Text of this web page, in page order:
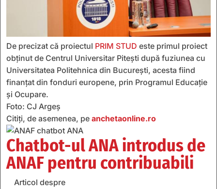
De precizat că proiectul PRIM STUD este primul proiect
obținut de Centrul Universitar Pitești după fuziunea cu
Universitatea Politehnica din București, acesta fiind
finanțat din fonduri europene, prin Programul Educație
și Ocupare.
Foto: CJ Argeș
Citiți, de asemenea, pe anchetaonline.ro
Chatbot-ul ANA introdus de
ANAF pentru contribuabili
Articol despre